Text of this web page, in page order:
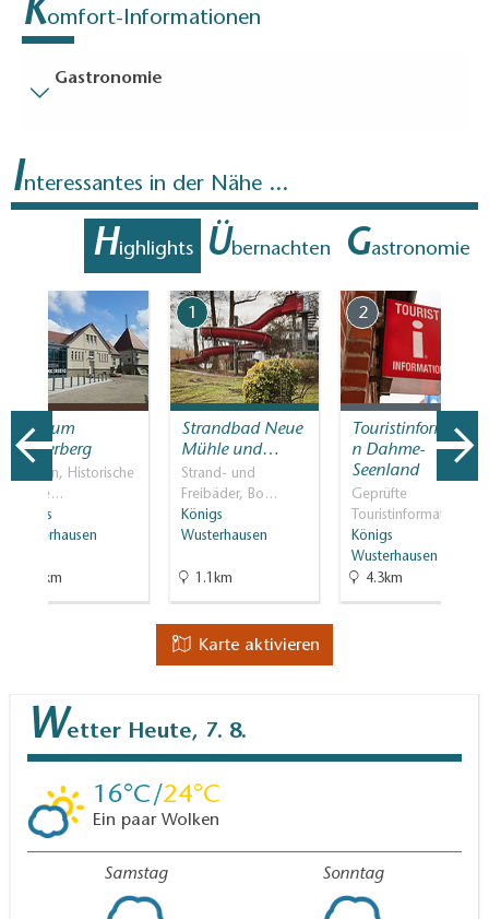
Komfort-Informationen
Gastronomie
Entfernung der Besucherparkplätze zum Eingang (in
Meter, ca.): 5
Alles ist ebenerdig / ohne Treppen erreichbar.
Interessantes in der Nähe ...
Highlights Übernachten Gastronomie
Museum
Funkerberg
Museen, Historische
Baude…
Königs
Wusterhausen
5.5km
1
Strandbad Neue
Mühle und…
Strand- und
Freibäder, Bo…
Königs
Wusterhausen
1.1km
2
Touristinformatio
n Dahme-
Seenland
Geprüfte
Touristinformati…
Königs
Wusterhausen
4.3km
Karte aktivieren
Wetter Heute, 7. 8.
16 24
Ein paar Wolken
Samstag Sonntag